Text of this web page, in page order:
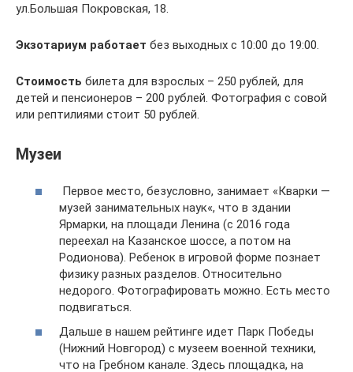
ул.Большая Покровская, 18.
Экзотариум работает без выходных с 10:00 до 19:00.
Стоимость билета для взрослых – 250 рублей, для
детей и пенсионеров – 200 рублей. Фотография с совой
или рептилиями стоит 50 рублей.
Музеи
Первое место, безусловно, занимает «Кварки —
музей занимательных наук«, что в здании
Ярмарки, на площади Ленина (с 2016 года
переехал на Казанское шоссе, а потом на
Родионова). Ребенок в игровой форме познает
физику разных разделов. Относительно
недорого. Фотографировать можно. Есть место
подвигаться.
Дальше в нашем рейтинге идет Парк Победы
(Нижний Новгород) с музеем военной техники,
что на Гребном канале. Здесь площадка, на